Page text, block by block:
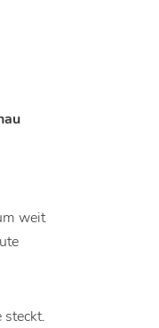
weit